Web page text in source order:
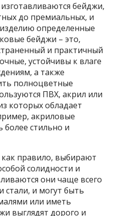
бейджи,
до премиальных, и
определенные
бейджи – это,
и практичный
устойчивы к влаге
а также
полноцветные
ПВХ, акрил или
которых обладает
акриловые
более стильно и
правило, выбирают
солидности и
они чаще всего
стали, и могут быть
или иметь
выглядят дорого и